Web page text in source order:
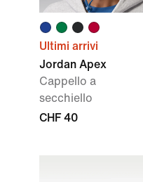
Ultimi arrivi
Jordan Apex
Cappello a
secchiello
CHF 40